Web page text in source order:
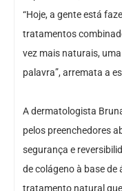
“Hoje, a gente está
tratamentos
vez mais naturais,
palavra”, arremata a
A dermatologista
pelos preenchedores
segurança e
de colágeno à base de
tratamento natural